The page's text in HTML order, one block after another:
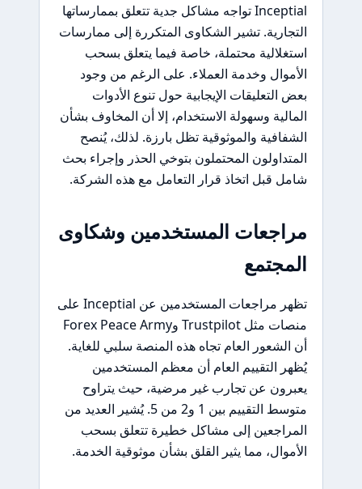
Inceptial تواجه مشاكل جدية تتعلق بممارساتها
التجارية. تشير الشكاوى المتكررة إلى ممارسات
استغلالية محتملة، خاصة فيما يتعلق بسحب
الأموال وخدمة العملاء. على الرغم من وجود
بعض التعليقات الإيجابية حول تنوع الأدوات
المالية وسهولة الاستخدام، إلا أن المخاوف بشأن
الشفافية والموثوقية تظل بارزة. لذلك، يُنصح
المتداولون المحتملون بتوخي الحذر وإجراء بحث
شامل قبل اتخاذ قرار التعامل مع هذه الشركة.
مراجعات المستخدمين وشكاوى
المجتمع
تظهر مراجعات المستخدمين عن Inceptial على
منصات مثل Trustpilot وForex Peace Army
أن الشعور العام تجاه هذه المنصة سلبي للغاية.
يُظهر التقييم العام أن معظم المستخدمين
يعبرون عن تجارب غير مرضية، حيث يتراوح
متوسط التقييم بين 1 و2 من 5. يُشير العديد من
المراجعين إلى مشاكل خطيرة تتعلق بسحب
الأموال، مما يثير القلق بشأن موثوقية الخدمة.